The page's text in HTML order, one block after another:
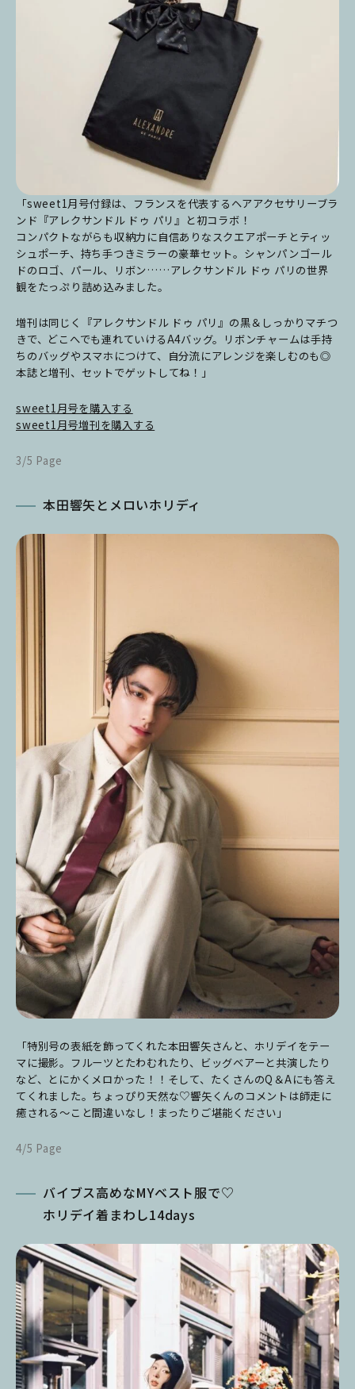
「sweet1月号付録は、フランスを代表するヘアアクセサリーブラ
ンド『アレクサンドル ドゥ パリ』と初コラボ！
コンパクトながらも収納力に自信ありなスクエアポーチとティッ
シュポーチ、持ち手つきミラーの豪華セット。シャンパンゴール
ドのロゴ、パール、リボン……アレクサンドル ドゥ パリの世界
観をたっぷり詰め込みました。
増刊は同じく『アレクサンドル ドゥ パリ』の黒＆しっかりマチつ
きで、どこへでも連れていけるA4バッグ。リボンチャームは手持
ちのバッグやスマホにつけて、自分流にアレンジを楽しむのも◎
本誌と増刊、セットでゲットしてね！」
sweet1月号を購入する
sweet1月号増刊を購入する
3/5 Page
本田響矢とメロいホリディ
「特別号の表紙を飾ってくれた本田響矢さんと、ホリデイをテー
マに撮影。フルーツとたわむれたり、ビッグベアーと共演したり
など、とにかくメロかった！！そして、たくさんのQ＆Aにも答え
てくれました。ちょっぴり天然な♡響矢くんのコメントは師走に
癒される～こと間違いなし！まったりご堪能ください」
4/5 Page
バイブス高めなMYベスト服で♡
ホリデイ着まわし14days